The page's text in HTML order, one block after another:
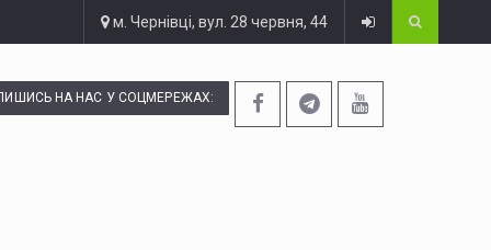
м. Чернівці, вул. 28 червня, 44
НА НАС У СОЦМЕРЕЖАХ: